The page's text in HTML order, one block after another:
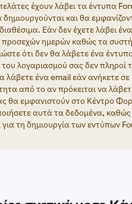
έχουν λάβει τα έντυπα
και θα
Εάν δεν έχετε λάβει
ημερών καθώς τα
ότι δεν θα λάβετε ένα
λογαριασμού σας δεν πληροί
ένα email εάν ανήκετε σε
από το αν πρόκειται να
θα εμφανιστούν στο Κέντρο
αυτά τα δεδομένα, καθώς
τη δημιουργία των εντύπων